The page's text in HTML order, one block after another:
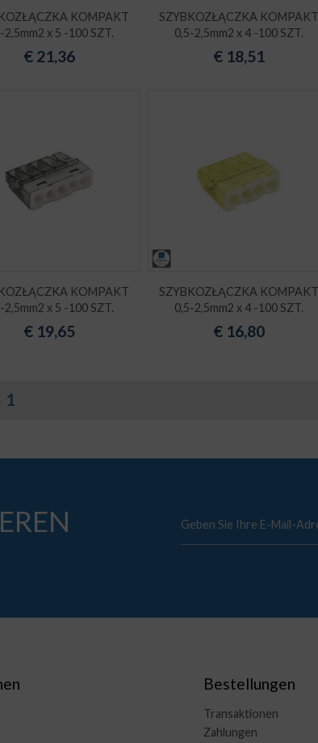
KOMPAKT
2,5mm2 x 5 -100 SZT.
€ 21,36
SZYBKOZŁĄCZKA KOMPAKT
0,5-2,5mm2 x 4 -100 SZT.
€ 18,51
KOMPAKT
2,5mm2 x 5 -100 SZT.
€ 19,65
SZYBKOZŁĄCZKA KOMPAKT
0,5-2,5mm2 x 4 -100 SZT.
€ 16,80
1
Bestellungen
Transaktionen
Zahlungen